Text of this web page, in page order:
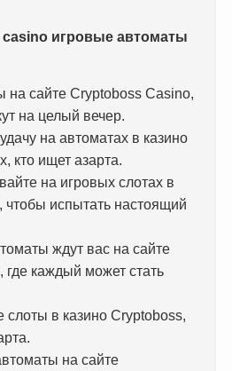
игровые автоматы
на сайте Cryptoboss Casino,
на целый вечер.
на автоматах в казино
кто ищет азарта.
на игровых слотах в
чтобы испытать настоящий
ждут вас на сайте
каждый может стать
слоты в казино Cryptoboss,
на сайте